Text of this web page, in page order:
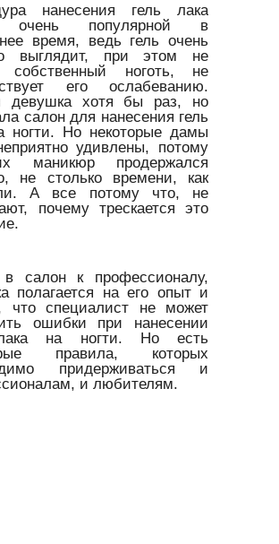
нанесения гель лака
очень популярной в
время, ведь гель очень
выглядит, при этом не
собственный ноготь, не
его ослабеванию.
девушка хотя бы раз, но
салон для нанесения гель
ногти. Но некоторые дамы
удивлены, потому
маникюр продержался
не столько времени, как
А все потому что, не
почему трескается это
салон к профессионалу,
полагается на его опыт и
что специалист не может
ошибки при нанесении
на ногти. Но есть
правила, которых
придерживаться и
и любителям.